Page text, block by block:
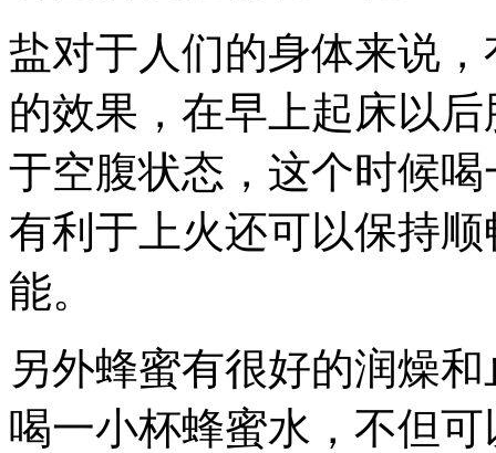
盐对于人们的身体来说
的效果，在早上起床以
于空腹状态，这个时候
有利于上火还可以保持
能。
另外蜂蜜有很好的润燥
喝一小杯蜂蜜水，不但